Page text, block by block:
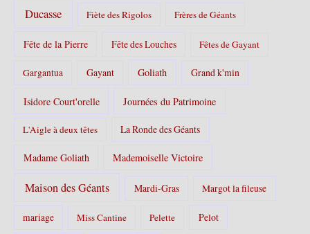
Ducasse Fiète des Rigolos Frères de Géants
Fête de la Pierre Fête des Louches Fêtes de Gayant
Gargantua Gayant Goliath Grand k'min
Isidore Court'orelle Journées du Patrimoine
L'Aigle à deux têtes La Ronde des Géants
Madame Goliath Mademoiselle Victoire
Maison des Géants Mardi-Gras Margot la fileuse
mariage Miss Cantine Pelette Pelot